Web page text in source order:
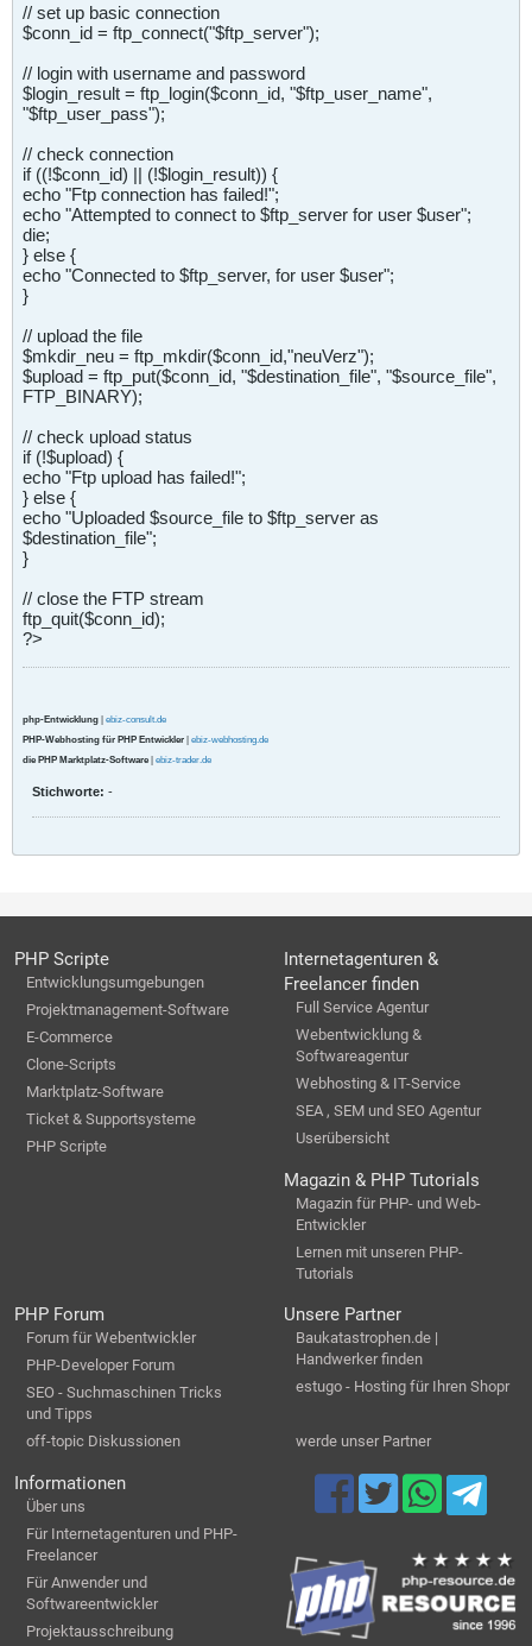
// set up basic connection
$conn_id = ftp_connect("$ftp_server");
// login with username and password
$login_result = ftp_login($conn_id, "$ftp_user_name",
"$ftp_user_pass");
// check connection
if ((!$conn_id) || (!$login_result)) {
echo "Ftp connection has failed!";
echo "Attempted to connect to $ftp_server for user $user";
die;
} else {
echo "Connected to $ftp_server, for user $user";
}
// upload the file
$mkdir_neu = ftp_mkdir($conn_id,"neuVerz");
$upload = ftp_put($conn_id, "$destination_file", "$source_file",
FTP_BINARY);
// check upload status
if (!$upload) {
echo "Ftp upload has failed!";
} else {
echo "Uploaded $source_file to $ftp_server as
$destination_file";
}
// close the FTP stream
ftp_quit($conn_id);
?>
php-Entwicklung | ebiz-consult.de
PHP-Webhosting für PHP Entwickler | ebiz-webhosting.de
die PHP Marktplatz-Software | ebiz-trader.de
Stichworte: -
PHP Scripte
Entwicklungsumgebungen
Projektmanagement-Software
E-Commerce
Clone-Scripts
Marktplatz-Software
Ticket & Supportsysteme
PHP Scripte
Internetagenturen &
Freelancer finden
Full Service Agentur
Webentwicklung &
Softwareagentur
Webhosting & IT-Service
SEA , SEM und SEO Agentur
Userübersicht
Magazin & PHP Tutorials
Magazin für PHP- und Web-
Entwickler
Lernen mit unseren PHP-
Tutorials
PHP Forum
Forum für Webentwickler
PHP-Developer Forum
SEO - Suchmaschinen Tricks
und Tipps
off-topic Diskussionen
Unsere Partner
Baukatastrophen.de |
Handwerker finden
estugo - Hosting für Ihren Shopr
werde unser Partner
Informationen
Über uns
Für Internetagenturen und PHP-
Freelancer
Für Anwender und
Softwareentwickler
Projektausschreibung